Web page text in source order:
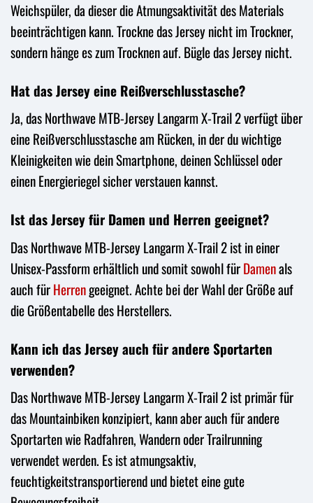
Weichspüler, da dieser die Atmungsaktivität des Materials
beeinträchtigen kann. Trockne das Jersey nicht im Trockner,
sondern hänge es zum Trocknen auf. Bügle das Jersey nicht.
Hat das Jersey eine Reißverschlusstasche?
Ja, das Northwave MTB-Jersey Langarm X-Trail 2 verfügt über
eine Reißverschlusstasche am Rücken, in der du wichtige
Kleinigkeiten wie dein Smartphone, deinen Schlüssel oder
einen Energieriegel sicher verstauen kannst.
Ist das Jersey für Damen und Herren geeignet?
Das Northwave MTB-Jersey Langarm X-Trail 2 ist in einer
Unisex-Passform erhältlich und somit sowohl fürDamenals
auch fürHerrengeeignet. Achte bei der Wahl der Größe auf
die Größentabelle des Herstellers.
Kann ich das Jersey auch für andere Sportarten
verwenden?
Das Northwave MTB-Jersey Langarm X-Trail 2 ist primär für
das Mountainbiken konzipiert, kann aber auch für andere
Sportarten wie Radfahren, Wandern oder Trailrunning
verwendet werden. Es ist atmungsaktiv,
feuchtigkeitstransportierend und bietet eine gute